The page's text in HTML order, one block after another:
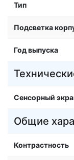
Тип
Подсветка
Год выпуска
Сенсорный
Общие
Контрастность